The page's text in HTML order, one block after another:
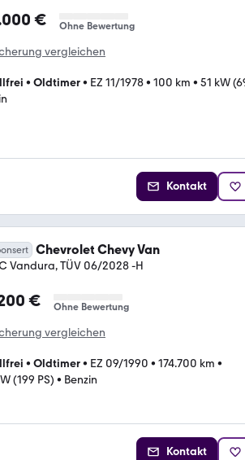
€ Ohne Bewertung
vergleichen
• Oldtimer• EZ 11/1978• 100 km • 51 kW
Kontakt
Chevrolet Chevy Van
Vandura, TÜV 06/2028 -H
€ Ohne Bewertung
vergleichen
• Oldtimer• EZ 09/1990 • 174.700 km •
(199 PS) • Benzin
Kontakt